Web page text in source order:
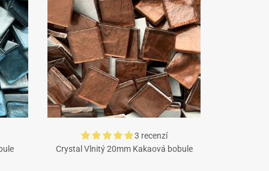
3 recenzí
Crystal Vlnitý 20mm Kakaová bobule